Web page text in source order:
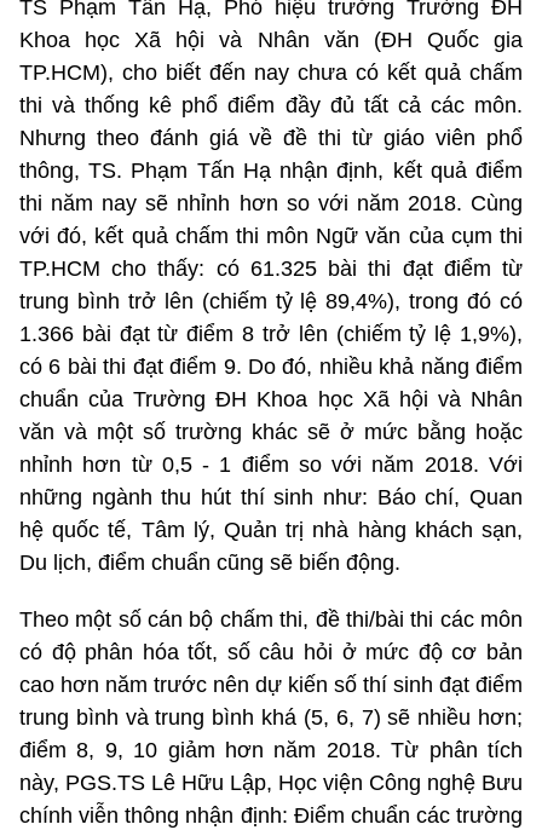
TS Phạm Tấn Hạ, Phó hiệu trưởng Trường ĐH
Khoa học Xã hội và Nhân văn (ĐH Quốc gia
TP.HCM), cho biết đến nay chưa có kết quả chấm
thi và thống kê phổ điểm đầy đủ tất cả các môn.
Nhưng theo đánh giá về đề thi từ giáo viên phổ
thông, TS. Phạm Tấn Hạ nhận định, kết quả điểm
thi năm nay sẽ nhỉnh hơn so với năm 2018. Cùng
với đó, kết quả chấm thi môn Ngữ văn của cụm thi
TP.HCM cho thấy: có 61.325 bài thi đạt điểm từ
trung bình trở lên (chiếm tỷ lệ 89,4%), trong đó có
1.366 bài đạt từ điểm 8 trở lên (chiếm tỷ lệ 1,9%),
có 6 bài thi đạt điểm 9. Do đó, nhiều khả năng điểm
chuẩn của Trường ĐH Khoa học Xã hội và Nhân
văn và một số trường khác sẽ ở mức bằng hoặc
nhỉnh hơn từ 0,5 - 1 điểm so với năm 2018. Với
những ngành thu hút thí sinh như: Báo chí, Quan
hệ quốc tế, Tâm lý, Quản trị nhà hàng khách sạn,
Du lịch, điểm chuẩn cũng sẽ biến động.
Theo một số cán bộ chấm thi, đề thi/bài thi các môn
có độ phân hóa tốt, số câu hỏi ở mức độ cơ bản
cao hơn năm trước nên dự kiến số thí sinh đạt điểm
trung bình và trung bình khá (5, 6, 7) sẽ nhiều hơn;
điểm 8, 9, 10 giảm hơn năm 2018. Từ phân tích
này, PGS.TS Lê Hữu Lập, Học viện Công nghệ Bưu
chính viễn thông nhận định: Điểm chuẩn các trường